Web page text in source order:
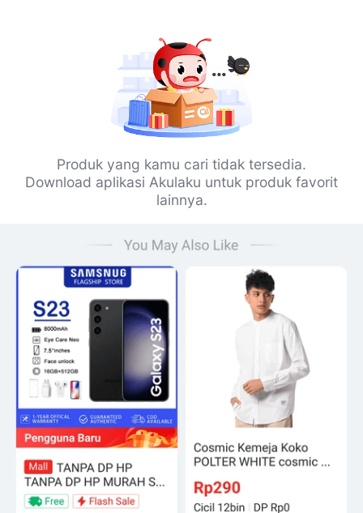
Produk yang kamu cari tidak tersedia.
Download aplikasi Akulaku untuk produk favorit
lainnya.